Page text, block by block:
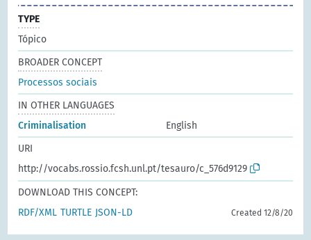
TYPE
Tópico
BROADER CONCEPT
Processos sociais
IN OTHER LANGUAGES
Criminalisation
English
URI
http://vocabs.rossio.fcsh.unl.pt/tesauro/c_576d9129
DOWNLOAD THIS CONCEPT:
RDF/XML TURTLE JSON-LD Created 12/8/20